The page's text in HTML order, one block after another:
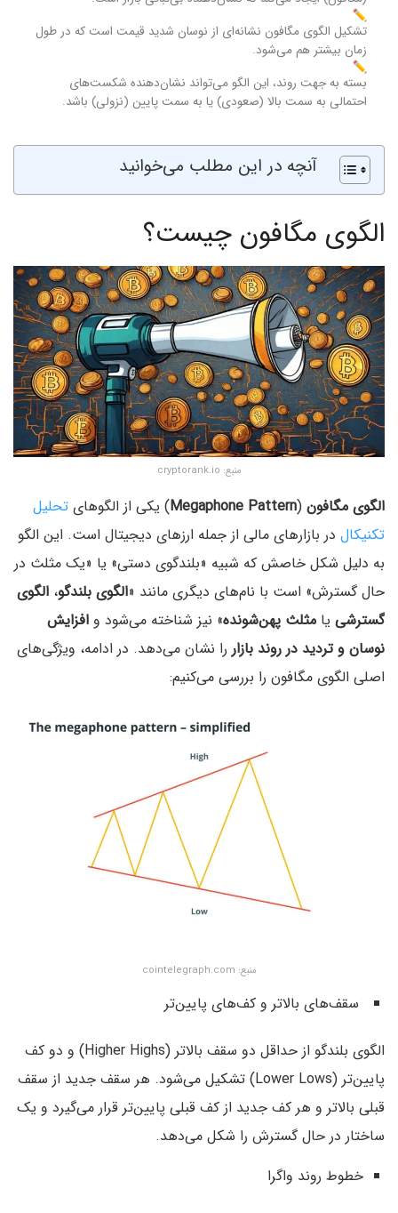
تشکیل الگوی مگافون نشانه‌ای از نوسان شدید قیمت است که در طول
زمان بیشتر هم می‌شود.
بسته به جهت روند، این الگو می‌تواند نشان‌دهنده شکست‌های
احتمالی به سمت بالا (صعودی) یا به سمت پایین (نزولی) باشد.
آنچه در این مطلب می‌خوانید
الگوی مگافون چیست؟
منبع: cryptorank.io
الگوی مگافون (
Megaphone Pattern) یکی از الگوهای تحلیل
تکنیکال در بازارهای مالی از جمله ارزهای دیجیتال است. این الگو
به دلیل شکل خاصش که شبیه «بلندگوی دستی» یا «یک مثلث در
حال گسترش» است با نام‌های دیگری مانند «الگوی بلندگو، الگوی
گسترشی یا مثلث پهن‌شونده» نیز شناخته می‌شود و افزایش
نوسان و تردید در روند بازاررا نشان می‌دهد. در ادامه، ویژگی‌های
اصلی الگوی مگافون را بررسی می‌کنیم:
منبع: cointelegraph.com
سقف‌های بالاتر و کف‌های پایین‌تر
الگوی بلندگو از حداقل دو سقف بالاتر (Higher Highs) و دو کف
پایین‌تر (Lower Lows) تشکیل می‌شود. هر سقف جدید از سقف
قبلی بالاتر و هر کف جدید از کف قبلی پایین‌تر قرار می‌گیرد و یک
ساختار در حال گسترش را شکل می‌دهد.
خطوط روند واگرا